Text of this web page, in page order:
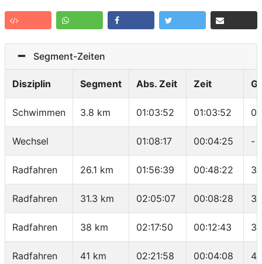
Segment-Zeiten
Disziplin Segment Abs. Zeit Zeit
Schwimmen 3.8 km 01:03:52 01:03:52
Wechsel 01:08:17 00:04:25 -
Radfahren 26.1 km 01:56:39 00:48:22
Radfahren 31.3 km 02:05:07 00:08:28
Radfahren 38 km 02:17:50 00:12:43
Radfahren 41 km 02:21:58 00:04:08